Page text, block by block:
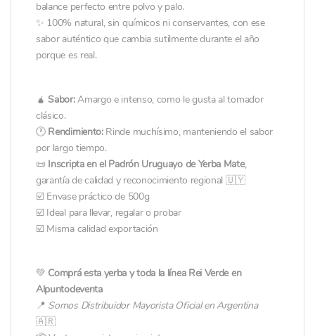
balance perfecto entre polvo y palo.
✨ 100% natural, sin químicos ni conservantes, con ese
sabor auténtico que cambia sutilmente durante el año
porque es real.
🧉Sabor:Amargo e intenso, como le gusta al tomador
clásico.
🕐 Rendimiento:Rinde muchísimo, manteniendo el sabor
por largo tiempo.
📜 Inscripta en el Padrón Uruguayo de Yerba Mate,
garantía de calidad y reconocimiento regional 🇺🇾
☑️ Envase práctico de 500g
☑️ Ideal para llevar, regalar o probar
☑️ Misma calidad exportación
💚 Comprá esta yerba y toda la línea Rei Verde en
Alpuntodeventa
📍 Somos Distribuidor Mayorista Oficial en Argentina
🇦🇷